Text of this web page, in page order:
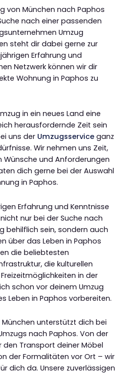
von München nach Paphos
nach einer passenden
Umzug
steht dir dabei gerne zur
Erfahrung und
Netzwerk können wir dir
Wohnung in Paphos zu
in ein neues Land eine
herausfordernde Zeit sein
uns der Umzugsservice ganz
Wir nehmen uns Zeit,
Wünsche und Anforderungen
dich gerne bei der Auswahl
in Paphos.
Erfahrung und Kenntnisse
nur bei der Suche nach
behilflich sein, sondern auch
über das Leben in Paphos
die beliebtesten
die kulturellen
in der
schon vor deinem Umzug
Leben in Paphos vorbereiten.
unterstützt dich bei
nach Paphos. Von der
Transport deiner Möbel
der Formalitäten vor Ort – wir
dich da. Unsere zuverlässigen